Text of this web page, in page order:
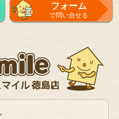
フォーム
で問い合せる